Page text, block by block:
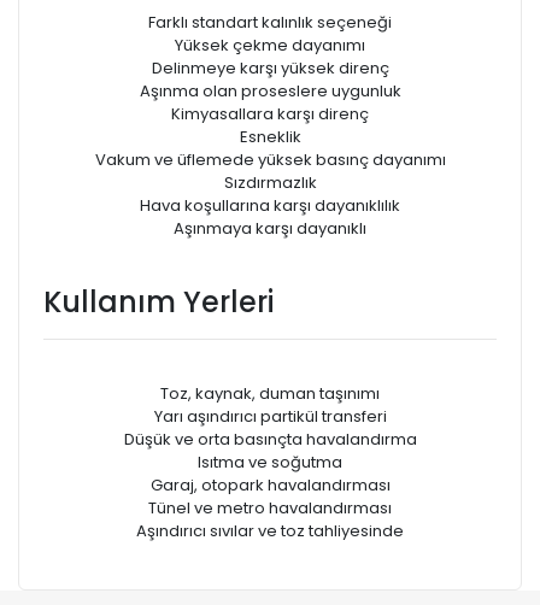
Farklı standart kalınlık seçeneği
Yüksek çekme dayanımı
Delinmeye karşı yüksek direnç
Aşınma olan proseslere uygunluk
Kimyasallara karşı direnç
Esneklik
Vakum ve üfIemede yüksek basınç dayanımı
Sızdırmazlık
Hava koşullarına karşı dayanıklılık
Aşınmaya karşı dayanıklı
Kullanım Yerleri
Toz, kaynak, duman taşınımı
Yarı aşındırıcı partikül transferi
Düşük ve orta basınçta havalandırma
Isıtma ve soğutma
Garaj, otopark havalandırması
Tünel ve metro havalandırması
Aşındırıcı sıvılar ve toz tahliyesinde